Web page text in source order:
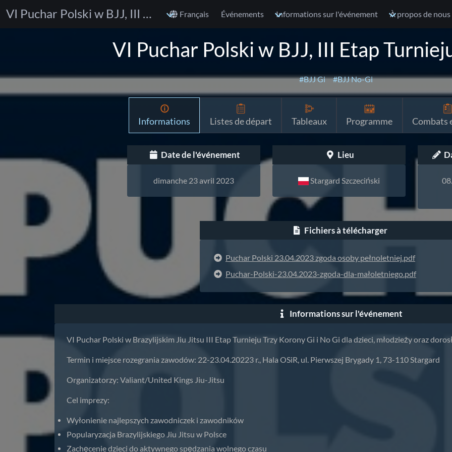
VI Puchar Polski w BJJ, III Etap Turnieju Trzy Korony Français Événements Informations sur l'événement À propos de nous
VI Puchar Polski w BJJ, III Etap
#BJJ Gi #BJJ No-Gi
Informations Listes de départ Tableaux Programme Combats
Date de l'événement
dimanche 23 avril 2023
Lieu
Stargard Szczeciński
Fichiers à télécharger
Puchar Polski 23.04.2023 zgoda osoby pełnoletniej.pdf
Puchar-Polski-23.04.2023-zgoda-dla-małoletniego.pdf
Informations sur l'événement
VI Puchar Polski w Brazylijskim Jiu Jitsu III Etap Turnieju Trzy Korony Gi i No Gi dla dzieci, młodzieży oraz
Termin i miejsce rozegrania zawodów: 22-23.04.20223 r., Hala OSiR, ul. Pierwszej Brygady 1, 73-110 Stargard
Organizatorzy: Valiant/United Kings Jiu-Jitsu
Cel imprezy:
Wyłonienie najlepszych zawodniczek i zawodników
Popularyzacja Brazylijskiego Jiu Jitsu w Polsce
Zachęcenie dzieci do aktywnego spędzania wolnego czasu